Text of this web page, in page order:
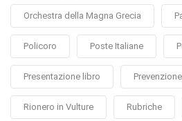
Orchestra della Magna Grecia
Policoro Poste Italiane
Presentazione libro Prevenzione
Rionero in Vulture Rubriche